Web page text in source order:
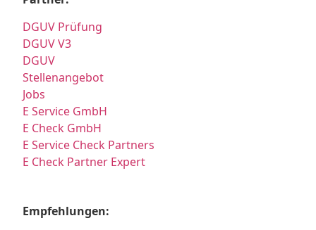
DGUV Prüfung
DGUV V3
DGUV
Stellenangebot
Jobs
E Service GmbH
E Check GmbH
E Service Check Partners
E Check Partner Expert
Empfehlungen: